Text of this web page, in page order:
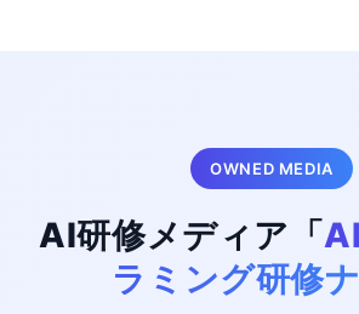
OWNED MEDIA
AI研修メディア「
ラミング研修